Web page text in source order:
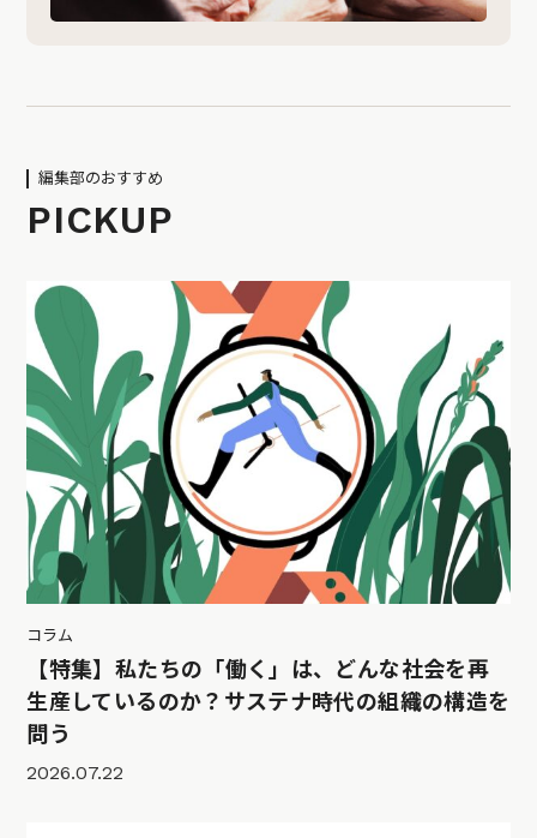
編集部のおすすめ
PICKUP
コラム
【特集】私たちの「働く」は、どんな社会を再
生産しているのか？サステナ時代の組織の構造を
問う
2026.07.22